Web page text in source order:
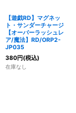
【遊戯RD】マグネッ
ト・サンダーチャージ
【オーバーラッシュレ
ア/魔法】RD/ORP2-
JP035
380円(税込)
在庫なし